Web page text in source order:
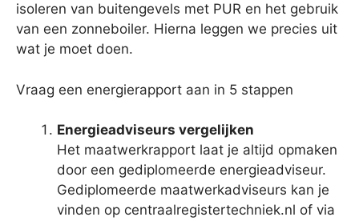
isoleren van buitengevels met PUR en het gebruik
van een zonneboiler. Hierna leggen we precies uit
wat je moet doen.
Vraag een energierapport aan in 5 stappen
Energieadviseurs vergelijken
Het maatwerkrapport laat je altijd opmaken
door een gediplomeerde energieadviseur.
Gediplomeerde maatwerkadviseurs kan je
vinden op centraalregistertechniek.nl of via